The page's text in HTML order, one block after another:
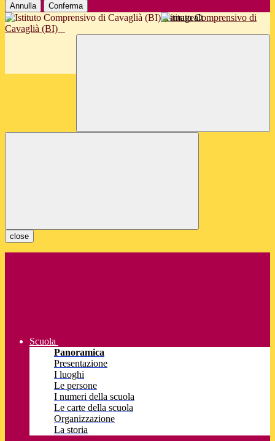
Annulla Conferma
Istituto Comprensivo di
Cavaglià (BI)
close
Scuola
Panoramica
Presentazione
I luoghi
Le persone
I numeri della scuola
Le carte della scuola
Organizzazione
La storia